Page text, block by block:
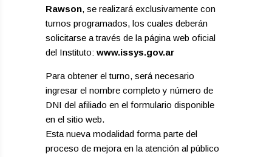
Rawson, se realizará exclusivamente con
turnos programados, los cuales deberán
solicitarse a través de la página web oficial
del Instituto:www.issys.gov.ar
Para obtener el turno, será necesario
ingresar el nombre completo y número de
DNI del afiliado en el formulario disponible
en el sitio web.
Esta nueva modalidad forma parte del
proceso de mejora en la atención al público